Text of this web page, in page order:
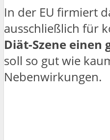
In der EU firmiert
ausschließlich für
Diät-Szene einen
soll so gut wie
Nebenwirkungen.